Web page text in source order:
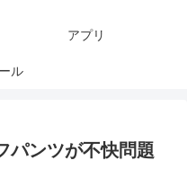
アプリ
ル
パンツが不快問題